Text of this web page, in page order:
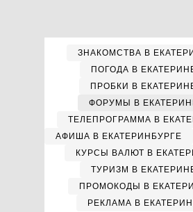
ЗНАКОМСТВА В
ПОГОДА В
ПРОБКИ В
ФОРУМЫ В
ТЕЛЕПРОГРАММА В
АФИША В ЕКАТЕРИНБУРГЕ
КУРСЫ ВАЛЮТ В
ТУРИЗМ В
ПРОМОКОДЫ В
РЕКЛАМА В